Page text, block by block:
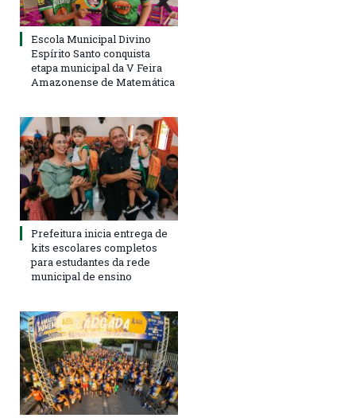
Escola Municipal Divino
Espírito Santo conquista
etapa municipal da V Feira
Amazonense de Matemática
Prefeitura inicia entrega de
kits escolares completos
para estudantes da rede
municipal de ensino